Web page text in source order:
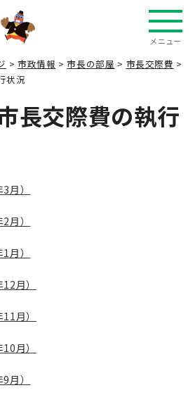
メニュー
> 市政情報 >市長の部屋 > 市長交際費 >
状況
長交際費の執行
月）
月）
月）
月）
月）
月）
月）